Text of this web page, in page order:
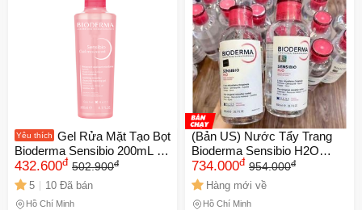
Yêu thích
Gel Rửa Mặt Tạo Bọt
Bioderma Sensibio 200mL -
Sữa Rửa Mặt Cho Da Nhạy
Cảm, Làm Sạch Dịu Nhẹ,
Dưỡng Ẩm Tự Nhiên
432.600đ 502.900đ
5 10 Đã bán
Hồ Chí Minh
(Bản US) Nước Tẩy Trang
Bioderma Sensibio H2O
Hồng 850ml Nắp Nhấn
734.000đ 954.000đ
Hàng mới về
Hồ Chí Minh